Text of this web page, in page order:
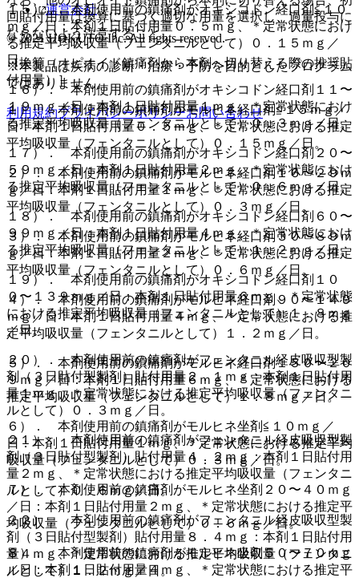
１５）． 本剤使用前の鎮痛剤がオキシコドン経口剤≦１０
ｍｇ／日：本剤１日貼付用量０．５ｍｇ、＊定常状態におけ
る推定平均吸収量（フェンタニルとして）０．１５ｍｇ／
日。
１６）． 本剤使用前の鎮痛剤がオキシコドン経口剤１１〜
１９ｍｇ／日：本剤１日貼付用量１ｍｇ、＊定常状態におけ
る推定平均吸収量（フェンタニルとして）０．３ｍｇ／日。
１７）． 本剤使用前の鎮痛剤がオキシコドン経口剤２０〜
５９ｍｇ／日：本剤１日貼付用量２ｍｇ、＊定常状態におけ
る推定平均吸収量（フェンタニルとして）０．６ｍｇ／日。
１８）． 本剤使用前の鎮痛剤がオキシコドン経口剤６０〜
９９ｍｇ／日：本剤１日貼付用量４ｍｇ、＊定常状態におけ
る推定平均吸収量（フェンタニルとして）１．２ｍｇ／日。
１９）． 本剤使用前の鎮痛剤がオキシコドン経口剤１０
０〜１３９ｍｇ／日：本剤１日貼付用量６ｍｇ、＊定常状態
における推定平均吸収量（フェンタニルとして）１．８ｍｇ
／日。
２０）． 本剤使用前の鎮痛剤がフェンタニル経皮吸収型製
剤（３日貼付型製剤）貼付用量２．１ｍｇ：本剤１日貼付用
量１ｍｇ、＊定常状態における推定平均吸収量（フェンタニ
ルとして）０．３ｍｇ／日。
２１）． 本剤使用前の鎮痛剤がフェンタニル経皮吸収型製
剤（３日貼付型製剤）貼付用量４．２ｍｇ：本剤１日貼付用
量２ｍｇ、＊定常状態における推定平均吸収量（フェンタニ
ルとして）０．６ｍｇ／日。
２２）． 本剤使用前の鎮痛剤がフェンタニル経皮吸収型製
剤（３日貼付型製剤）貼付用量８．４ｍｇ：本剤１日貼付用
量４ｍｇ、＊定常状態における推定平均吸収量（フェンタニ
ルとして）１．２ｍｇ／日。
回貼付用量は換算に基づく適切な用量を選択し、過量投与に
ならないよう注意すること。
［換算（オピオイド鎮痛剤から本剤へ切り替える際の推奨貼
付用量）］
１）． 本剤使用前の鎮痛剤がモルヒネ経口剤≦１５ｍｇ／
日：本剤１日貼付用量０．５ｍｇ、＊定常状態における推定
平均吸収量（フェンタニルとして）０．１５ｍｇ／日。
２）． 本剤使用前の鎮痛剤がモルヒネ経口剤１６〜２９ｍ
ｇ／日：本剤１日貼付用量１ｍｇ、＊定常状態における推定
平均吸収量（フェンタニルとして）０．３ｍｇ／日。
３）． 本剤使用前の鎮痛剤がモルヒネ経口剤３０〜８９ｍ
ｇ／日：本剤１日貼付用量２ｍｇ、＊定常状態における推定
平均吸収量（フェンタニルとして）０．６ｍｇ／日。
４）． 本剤使用前の鎮痛剤がモルヒネ経口剤９０〜１４９
ｍｇ／日：本剤１日貼付用量４ｍｇ、＊定常状態における推
定平均吸収量（フェンタニルとして）１．２ｍｇ／日。
５）． 本剤使用前の鎮痛剤がモルヒネ経口剤１５０〜２０
９ｍｇ／日：本剤１日貼付用量６ｍｇ、＊定常状態における
推定平均吸収量（フェンタニルとして）１．８ｍｇ／日。
６）． 本剤使用前の鎮痛剤がモルヒネ坐剤≦１０ｍｇ／
日：本剤１日貼付用量１ｍｇ、＊定常状態における推定平均
吸収量（フェンタニルとして）０．３ｍｇ／日。
７）． 本剤使用前の鎮痛剤がモルヒネ坐剤２０〜４０ｍｇ
／日：本剤１日貼付用量２ｍｇ、＊定常状態における推定平
均吸収量（フェンタニルとして）０．６ｍｇ／日。
８）． 本剤使用前の鎮痛剤がモルヒネ坐剤５０〜７０ｍｇ
／日：本剤１日貼付用量４ｍｇ、＊定常状態における推定平
運営会社
© 2021 HOKUTO Inc. All rights reserved.
※本製品は疾病の診断・治療・予防を目的としたプログラム
ではありません。
利用規約プライバシーポリシーお問い合わせ